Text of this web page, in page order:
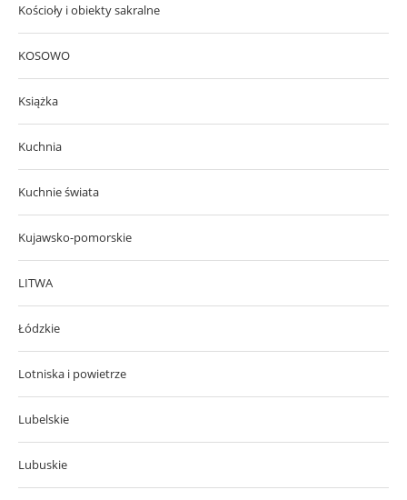
Kościoły i obiekty sakralne
KOSOWO
Książka
Kuchnia
Kuchnie świata
Kujawsko-pomorskie
LITWA
Łódzkie
Lotniska i powietrze
Lubelskie
Lubuskie